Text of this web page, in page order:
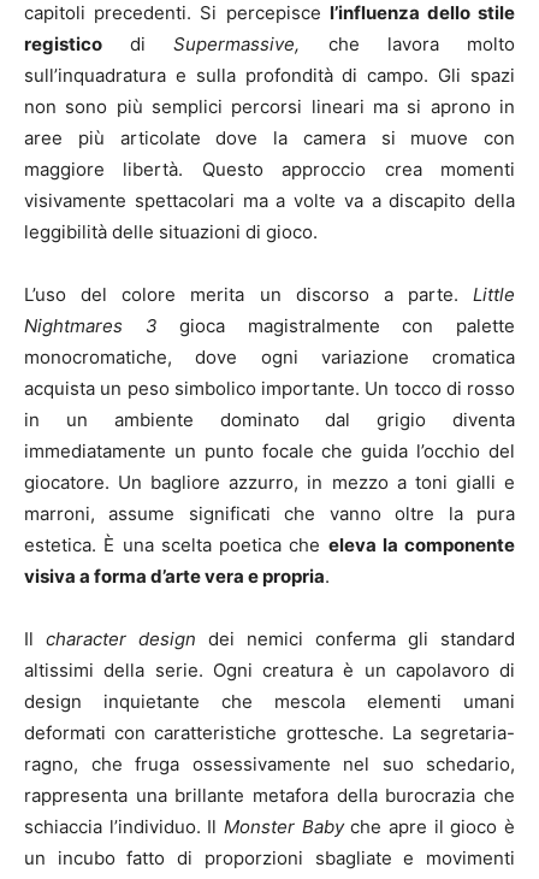
capitoli precedenti. Si percepisce l’influenza dello stile
registico diSupermassive, che lavora molto
sull’inquadratura e sulla profondità di campo. Gli spazi
non sono più semplici percorsi lineari ma si aprono in
aree più articolate dove la camera si muove con
maggiore libertà. Questo approccio crea momenti
visivamente spettacolari ma a volte va a discapito della
leggibilità delle situazioni di gioco.
L’uso del colore merita un discorso a parte. Little
Nightmares 3 gioca magistralmente con palette
monocromatiche, dove ogni variazione cromatica
acquista un peso simbolico importante. Un tocco di rosso
in un ambiente dominato dal grigio diventa
immediatamente un punto focale che guida l’occhio del
giocatore. Un bagliore azzurro, in mezzo a toni gialli e
marroni, assume significati che vanno oltre la pura
estetica. È una scelta poetica che eleva la componente
visiva a forma d’arte vera e propria.
Il character design dei nemici conferma gli standard
altissimi della serie. Ogni creatura è un capolavoro di
design inquietante che mescola elementi umani
deformati con caratteristiche grottesche. La segretaria-
ragno, che fruga ossessivamente nel suo schedario,
rappresenta una brillante metafora della burocrazia che
schiaccia l’individuo. Il Monster Babyche apre il gioco è
un incubo fatto di proporzioni sbagliate e movimenti